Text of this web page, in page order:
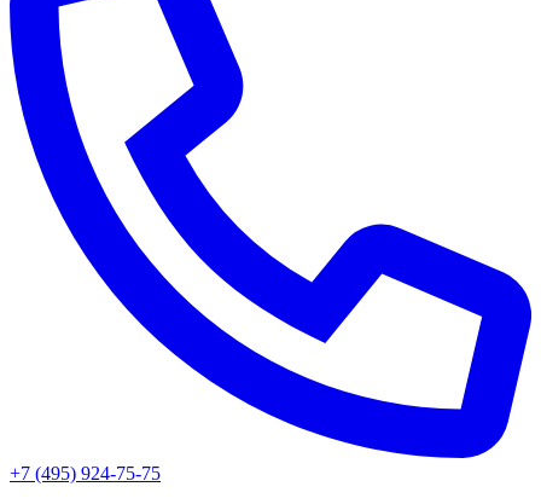
+7 (495) 924-75-75